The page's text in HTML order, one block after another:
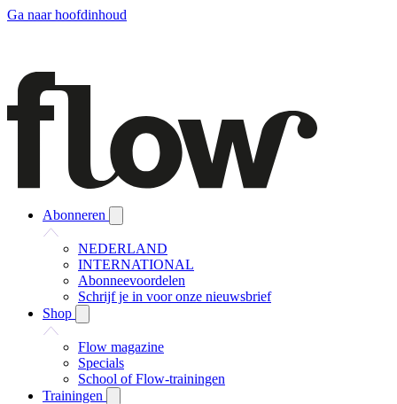
Ga naar hoofdinhoud
Abonneren
NEDERLAND
INTERNATIONAL
Abonneevoordelen
Schrijf je in voor onze nieuwsbrief
Shop
Flow magazine
Specials
School of Flow-trainingen
Trainingen